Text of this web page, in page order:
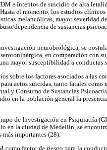
e intentos de suicidio de alta
el momento, los estudios
melancólicas, mayor severidad
dependencia de sustancias
neurobiológica, se
en comparación con
mayor susceptibilidad a conductas
sobre los factores asociados a las
actos suicidas, tanto fatales
y Consumo de Sustancias
en la población general la
de Investigación en Psiquiatría
en la ciudad de Medellín, se
importantes (28).
como factor de riesgo para la